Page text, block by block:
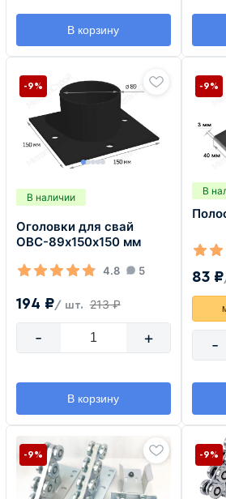
В корзину
В наличии
Оголовки для свай
ОВС-89х150х150 мм
4.8 5
194 ₽/ шт. 213 ₽
-9%
- +
В корзину
В
83 ₽
-9%
-
-9% -9%